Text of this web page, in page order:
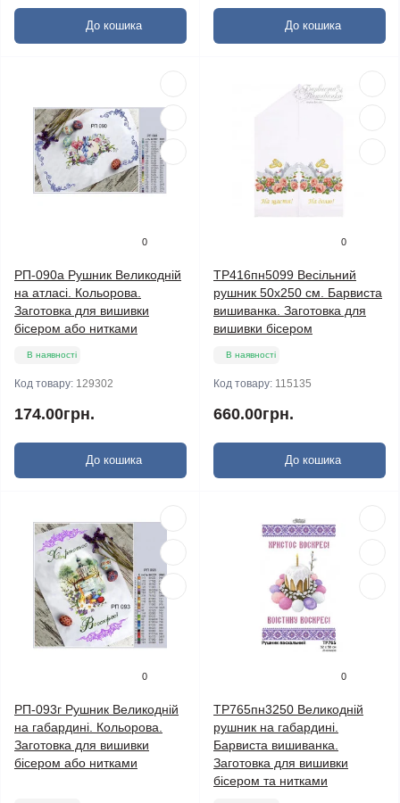
До кошика До кошика
0
РП-090а Рушник Великодній
на атласі. Кольорова.
Заготовка для вишивки
бісером або нитками
В наявності
Код товару: 129302
174.00грн.
До кошика
0
ТР416пн5099 Весільний
рушник 50х250 см. Барвиста
вишиванка. Заготовка для
вишивки бісером
В наявності
Код товару: 115135
660.00грн.
До кошика
0
РП-093г Рушник Великодній
на габардині. Кольорова.
Заготовка для вишивки
бісером або нитками
0
ТР765пн3250 Великодній
рушник на габардині.
Барвиста вишиванка.
Заготовка для вишивки
бісером та нитками